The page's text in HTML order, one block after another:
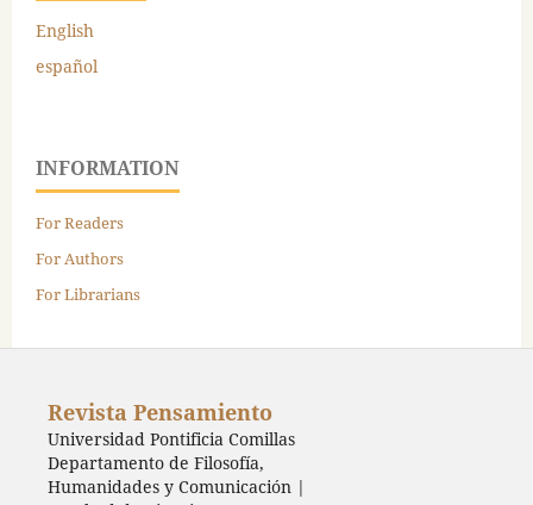
English
español
INFORMATION
For Readers
For Authors
For Librarians
Revista Pensamiento
Universidad Pontificia Comillas
Departamento de Filosofía,
Humanidades y Comunicación |